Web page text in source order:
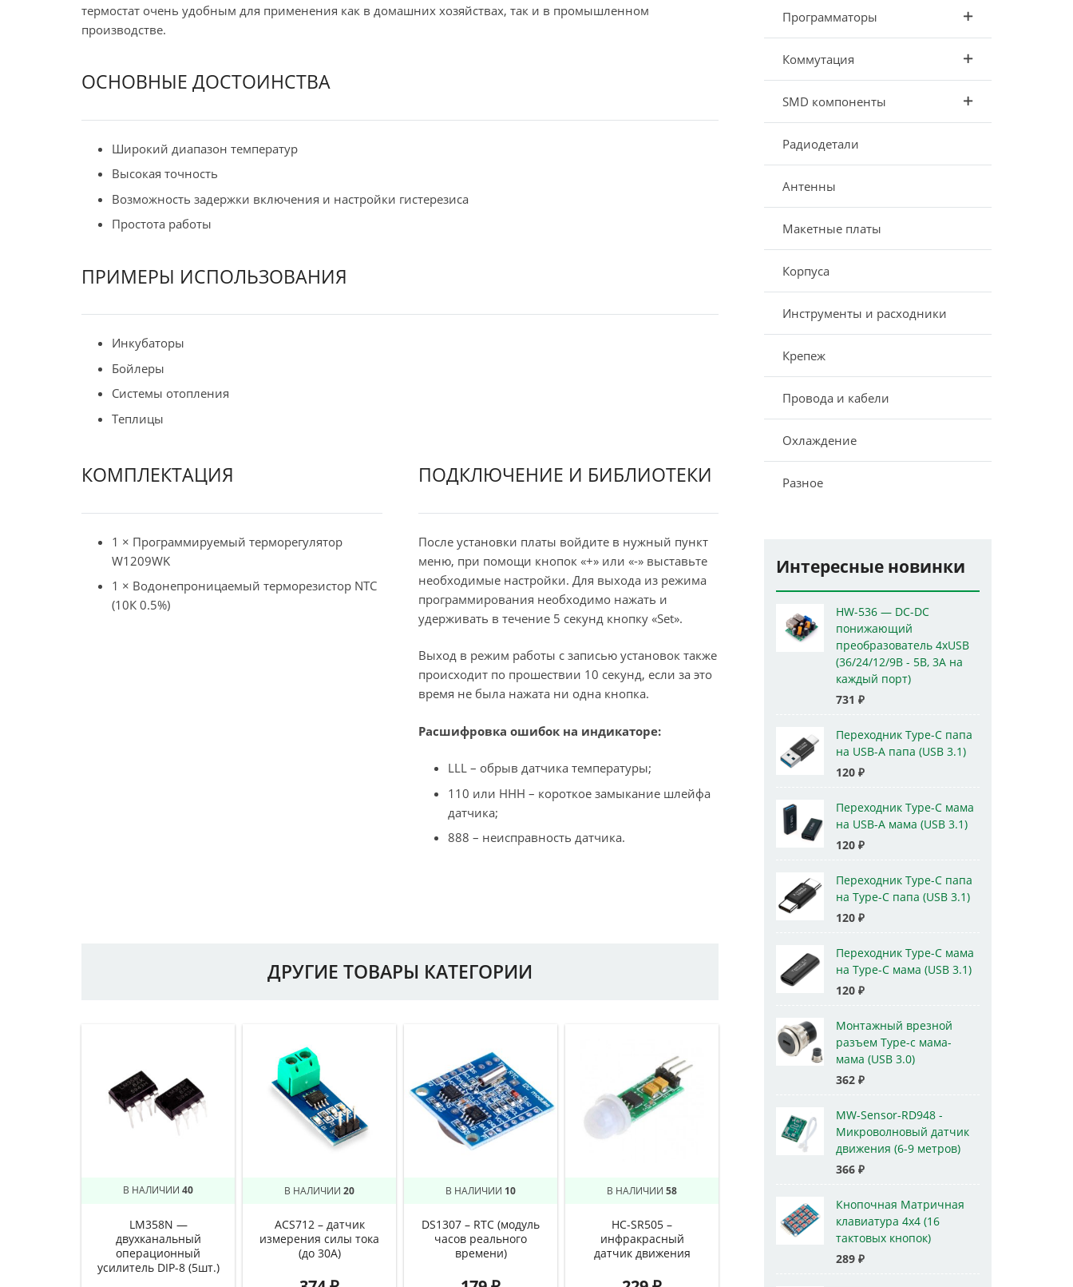
термостат очень удобным для применения как в домашних хозяйствах, так и в промышленном
производстве.
ОСНОВНЫЕ ДОСТОИНСТВА
Широкий диапазон температур
Высокая точность
Возможность задержки включения и настройки гистерезиса
Простота работы
ПРИМЕРЫ ИСПОЛЬЗОВАНИЯ
Инкубаторы
Бойлеры
Системы отопления
Теплицы
КОМПЛЕКТАЦИЯ
1 × Программируемый терморегулятор
W1209WK
1 × Водонепроницаемый терморезистор NTC
(10К 0.5%)
ПОДКЛЮЧЕНИЕ И БИБЛИОТЕКИ
После установки платы войдите в нужный пункт
меню, при помощи кнопок «+» или «-» выставьте
необходимые настройки. Для выхода из режима
программирования необходимо нажать и
удерживать в течение 5 секунд кнопку «Set».
Выход в режим работы с записью установок также
происходит по прошествии 10 секунд, если за это
время не была нажата ни одна кнопка.
Расшифровка ошибок на индикаторе:
LLL – обрыв датчика температуры;
110 или HHH – короткое замыкание шлейфа
датчика;
888 – неисправность датчика.
ДРУГИЕ ТОВАРЫ КАТЕГОРИИ
В НАЛИЧИИ 40
LM358N —
двухканальный
операционный
усилитель DIP-8 (5шт.)
В НАЛИЧИИ 20
ACS712 – датчик
измерения силы тока
(до 30A)
В НАЛИЧИИ 10
DS1307 – RTC (модуль
часов реального
времени)
В НАЛИЧИИ 58
HC-SR505 –
инфракрасный
датчик движения
Программаторы
Коммутация
SMD компоненты
Радиодетали
Антенны
Макетные платы
Корпуса
Инструменты и расходники
Крепеж
Провода и кабели
Охлаждение
Разное
Интересные новинки
HW-536 — DC-DC
понижающий
преобразователь 4xUSB
(36/24/12/9В - 5В, 3А на
каждый порт)
731 ₽
Переходник Type-C папа
на USB-A папа (USB 3.1)
120 ₽
Переходник Type-C мама
на USB-A мама (USB 3.1)
120 ₽
Переходник Type-C папа
на Type-C папа (USB 3.1)
120 ₽
Переходник Type-C мама
на Type-C мама (USB 3.1)
120 ₽
Монтажный врезной
разъем Type-c мама-
мама (USB 3.0)
362 ₽
MW-Sensor-RD948 -
Микроволновый датчик
движения (6-9 метров)
366 ₽
Кнопочная Матричная
клавиатура 4x4 (16
тактовых кнопок)
289 ₽